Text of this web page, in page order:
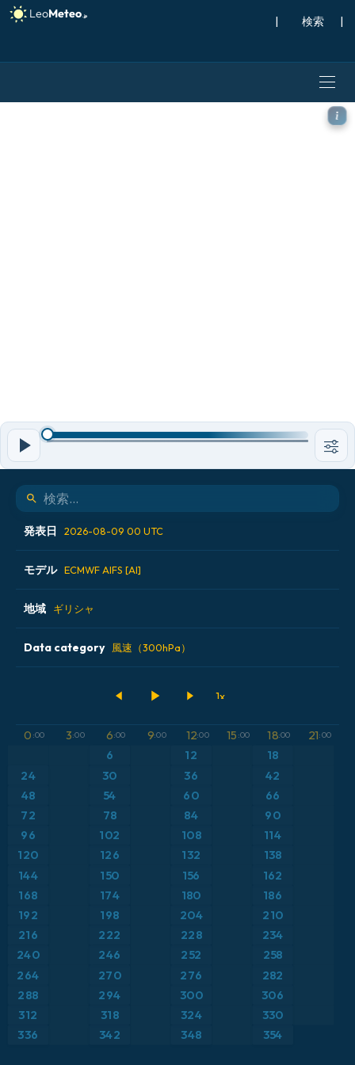
| |
ECMWF AIFS [AI] モデル -
発表日 2026-08-09 00 UTC
2026-08-07 12 UTC
2026-08-08 00 UTC
2026-08-08 12 UTC
モデル ECMWF AIFS [AI]
ALADIN CZ 2.3 km
ECMWF AIFS [AI]
ICON ドイツ 2 km
地域 ギリシャ
アイスランド
イタリア
オーストリア
ギリシャ
スイス
スカンジナビア
スペイン
Data category 風速（300hPa）
気温異常（850hPa）
気温（2m）
気温（500hPa）
降水量、雲、気圧
降水量の合計
露点温度（2m）
0 :00 3:00 6:00 9:00 12:00 15 :00 18:00 21:00
6 12 18
24 30 36
42
48
54 60 66
72 78 84 90
96 102 108 114
120 126 132
138
144
150 156
162
168
174 180
186
192
198 204 210
216 222 228 234
240 246 252
258
264
270 276
282
288
294 300
306
312
318 324 330
336 342 348 354